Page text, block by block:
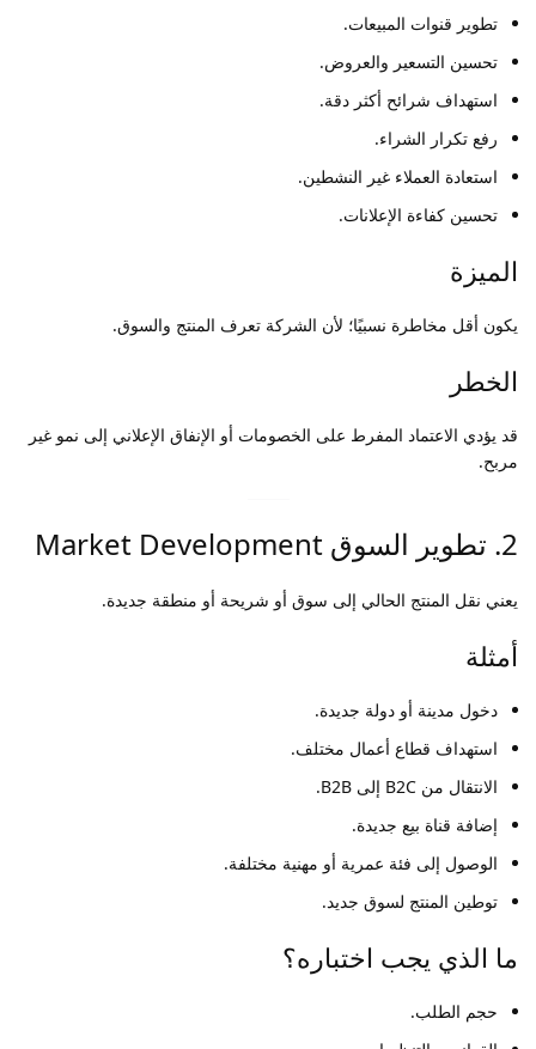
تطوير قنوات المبيعات.
تحسين التسعير والعروض.
استهداف شرائح أكثر دقة.
رفع تكرار الشراء.
استعادة العملاء غير النشطين.
تحسين كفاءة الإعلانات.
الميزة
يكون أقل مخاطرة نسبيًا؛ لأن الشركة تعرف المنتج والسوق.
الخطر
قد يؤدي الاعتماد المفرط على الخصومات أو الإنفاق الإعلاني إلى نمو غير
مربح.
2. تطوير السوق Market Development
يعني نقل المنتج الحالي إلى سوق أو شريحة أو منطقة جديدة.
أمثلة
دخول مدينة أو دولة جديدة.
استهداف قطاع أعمال مختلف.
الانتقال من B2C إلى B2B.
إضافة قناة بيع جديدة.
الوصول إلى فئة عمرية أو مهنية مختلفة.
توطين المنتج لسوق جديد.
ما الذي يجب اختباره؟
حجم الطلب.